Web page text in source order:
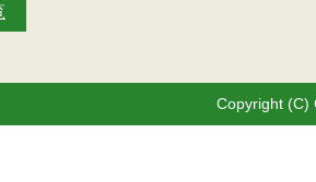
Copyright (C)